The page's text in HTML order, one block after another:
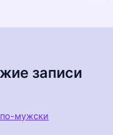
записи